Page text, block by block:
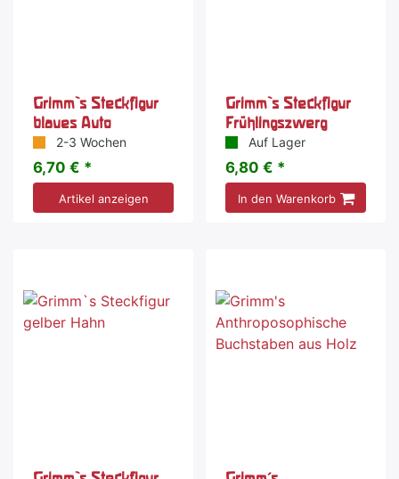
Grimm`s Steckfigur
blaues Auto
2-3 Wochen
6,70 € *
Artikel anzeigen
Grimm`s Steckfigur
Frühlingszwerg
Auf Lager
6,80 € *
In den Warenkorb